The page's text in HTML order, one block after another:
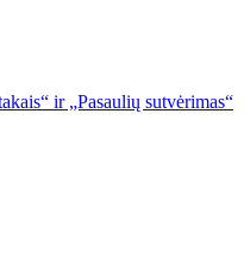
ir „Pasaulių sutvėrimas“